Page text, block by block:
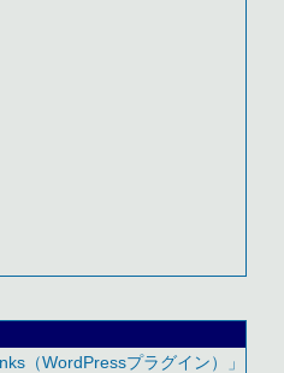
（WordPressプラグイン）」